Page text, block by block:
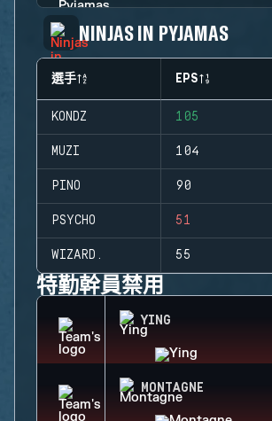
NINJAS IN PYJAMAS
選手 EPS
KONDZ 105
MUZI 104
PINO 90
PSYCHO 51
WIZARD. 55
特勤幹員禁用
YING
MONTAGNE